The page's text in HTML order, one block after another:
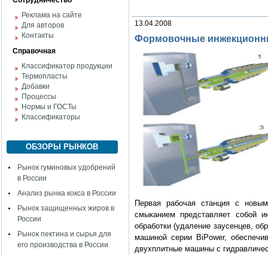
Реклама на сайте
Для авторов
Контакты
Справочная
Классификатор продукции
Термопласты
Добавки
Процессы
Нормы и ГОСТы
Классификаторы
ОБЗОРЫ РЫНКОВ
Рынок гуминовых удобрений
в России
Анализ рынка кокса в России
Рынок защищенных жиров в
России
Рынок пектина и сырья для
его производства в России
13.04.2008
Формовочные
Первая рабочая станция с
смыканием представляет собой
обработки (удаление заусенцев,
машиной серии BiPower,
двухплитные машины с